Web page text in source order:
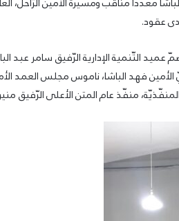
عقود.
التّنمية الإدارية الرّفيق سامر عبد
فهد الباشا، ناموس مجلس العمد
منفّذ عام المتن الأعلى الرّفيق